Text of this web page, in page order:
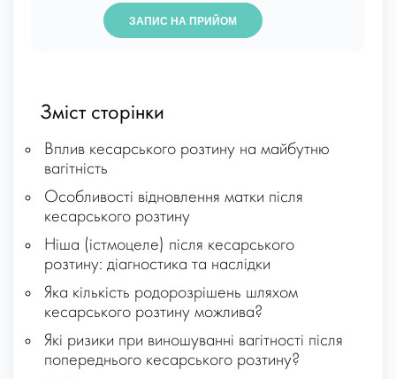
ЗАПИС НА ПРИЙОМ
Зміст сторінки
Вплив кесарського розтину на майбутню
вагітність
Особливості відновлення матки після
кесарського розтину
Ніша (істмоцеле) після кесарського
розтину: діагностика та наслідки
Яка кількість родорозрішень шляхом
кесарського розтину можлива?
Які ризики при виношуванні вагітності після
попереднього кесарського розтину?